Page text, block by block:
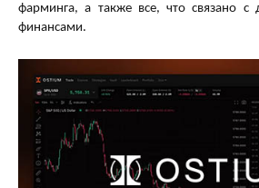
фарминга, а также все, что связано с
финансами.